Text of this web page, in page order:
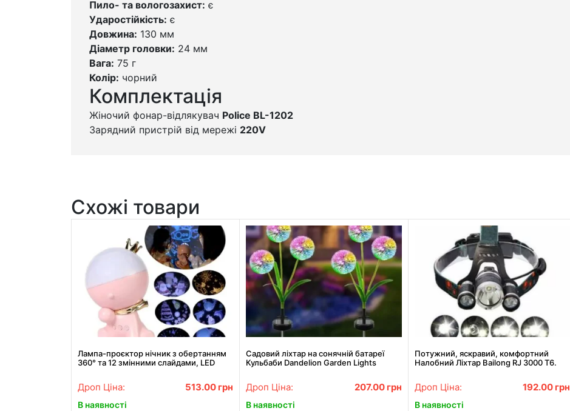
Пило- та вологозахист: є
Ударостійкість: є
Довжина: 130 мм
Діаметр головки: 24 мм
Вага: 75 г
Колір: чорний
Комплектація
Жіночий фонар-відлякувач Police BL-1202
Зарядний пристрій від мережі 220V
Схожі товари
Лампа-проєктор нічник з обертанням
360° та 12 змінними слайдами, LED
Дроп Ціна: 513.00 грн
В наявності
Садовий ліхтар на сонячній батареї
Кульбаби Dandelion Garden Lights
Дроп Ціна: 207.00 грн
В наявності
Потужний, яскравий, комфортний
Налобний Ліхтар Bailong RJ 3000 Т6.
Дроп Ціна: 192.00 грн
В наявності